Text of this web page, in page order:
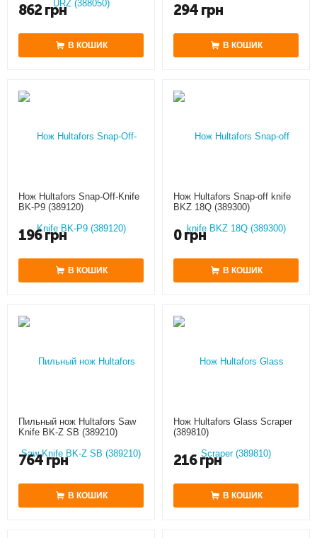
862 грн
В КОШИК
294 грн
В КОШИК
Нож Hultafors Snap-Off-Knife
BK-P9 (389120)
196 грн
В КОШИК
Нож Hultafors Snap-off knife
BKZ 18Q (389300)
0 грн
В КОШИК
Пильный нож Hultafors Saw
Knife BK-Z SB (389210)
764грн
В КОШИК
Нож Hultafors Glass Scraper
(389810)
216 грн
В КОШИК